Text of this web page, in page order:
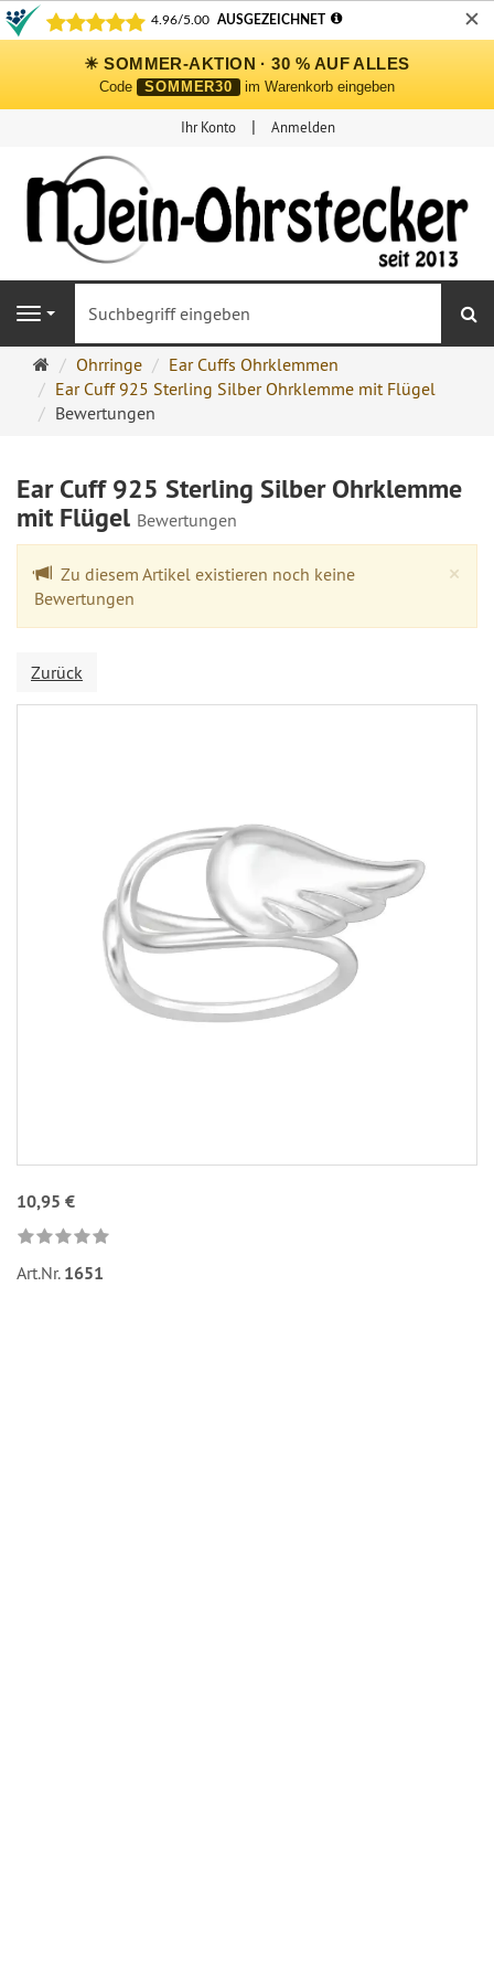
✕
☀ SOMMER-AKTION · 30 % AUF ALLES
Code SOMMER30 im Warenkorb eingeben
Ihr Konto Anmelden
Navigation
Ohrringe
Ohrstecker
Onlineshop
Ohrringe
Ear Cuffs Ohrklemmen
Ear Cuff 925 Sterling Silber Ohrklemme mit Flügel
Bewertungen
Ear Cuff 925 Sterling Silber Ohrklemme
mit Flügel Bewertungen
×
Zu diesem Artikel existieren noch keine
Bewertungen
Zurück
10,95 €
Art.Nr. 1651